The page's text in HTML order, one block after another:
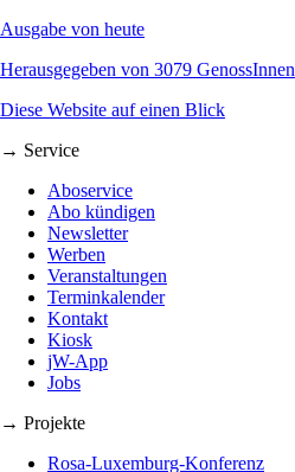
Ausgabe von heute
Herausgegeben von 3079 GenossInnen
Diese Website auf einen Blick
→ Service
Aboservice
Abo kündigen
Newsletter
Werben
Veranstaltungen
Terminkalender
Kontakt
Kiosk
jW-App
Jobs
→ Projekte
Rosa-Luxemburg-Konferenz